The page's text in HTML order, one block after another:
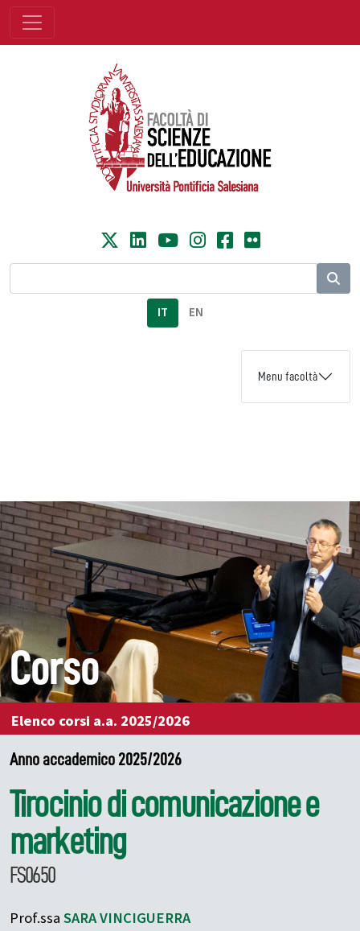
IT EN
Menu facoltà
Corso
Elenco corsi a.a. 2025/2026
Anno accademico 2025/2026
Tirocinio di comunicazione e
marketing
FS0650
Prof.ssaSARAVINCIGUERRA